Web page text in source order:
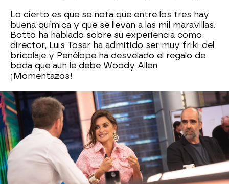
Lo cierto es que se nota que entre los tres hay
buena química y que se llevan a las mil maravillas.
Botto ha hablado sobre su experiencia como
director, Luis Tosar ha admitido ser muy friki del
bricolaje y Penélope ha desvelado el regalo de
boda que aun le debe Woody Allen
¡Momentazos!
El mago Mahdi Gilbert, ejemplo de superación
Desde Cánada, Mahdi Gilbert ha sorprendido a
Penélope Cruz, Luis Tosar y Juan Diego Botto
con su truco de cartas. Lo peculiar de este mago
es que no tiene manos por eso todo lo que hace
es tan sorprendente y su truco de magia ha
dejado sin palabras a los invitados del programa.